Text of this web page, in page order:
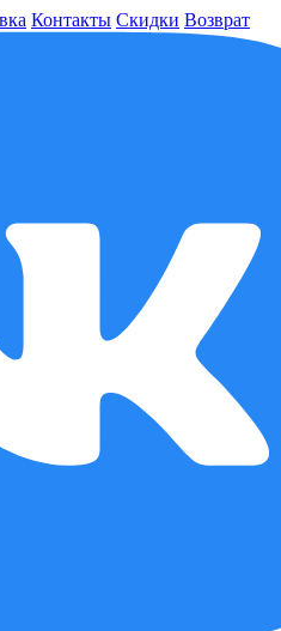
Контакты Скидки Возврат